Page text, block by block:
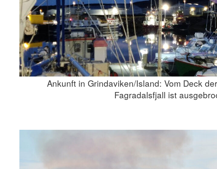
Ankunft in Grindaviken/Island: Vom Deck
Fagradalsfjall ist